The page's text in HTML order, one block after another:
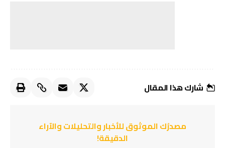
شارك هذا المقال
مصدرُك الموثوق للأخبار والتحليلات والآراء
الدقيقة!